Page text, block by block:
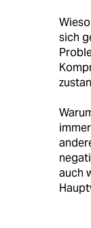
sich
auch